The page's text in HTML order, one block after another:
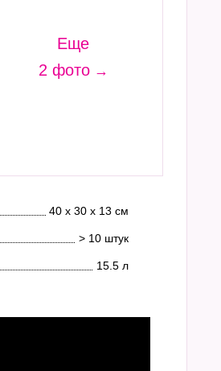
Еще
2 фото
40 х 30 х 13 см
> 10 штук
15.5 л